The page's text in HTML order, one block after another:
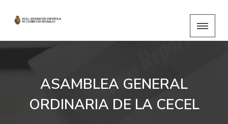
ASAMBLEA GENERAL
ORDINARIA DE LA CECEL